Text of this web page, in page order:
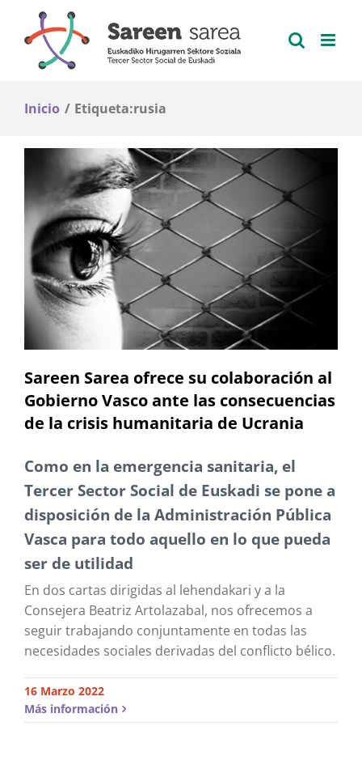
contenido
Inicio Etiqueta:rusia
Sareen Sarea ofrece su colaboración al
Gobierno Vasco ante las consecuencias
de la crisis humanitaria de Ucrania
Como en la emergencia sanitaria, el
Tercer Sector Social de Euskadi se pone a
disposición de la Administración Pública
Vasca para todo aquello en lo que pueda
ser de utilidad
En dos cartas dirigidas al lehendakari y a la
Consejera Beatriz Artolazabal, nos ofrecemos a
seguir trabajando conjuntamente en todas las
necesidades sociales derivadas del conflicto bélico.
16 Marzo 2022
Más información